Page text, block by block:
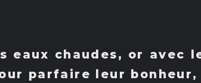
eaux chaudes, or avec
parfaire leur